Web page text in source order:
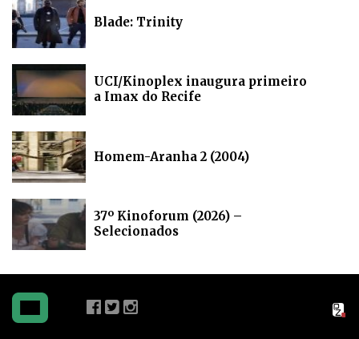
Blade: Trinity
UCI/Kinoplex inaugura primeiro
a Imax do Recife
Homem-Aranha 2 (2004)
37º Kinoforum (2026) –
Selecionados